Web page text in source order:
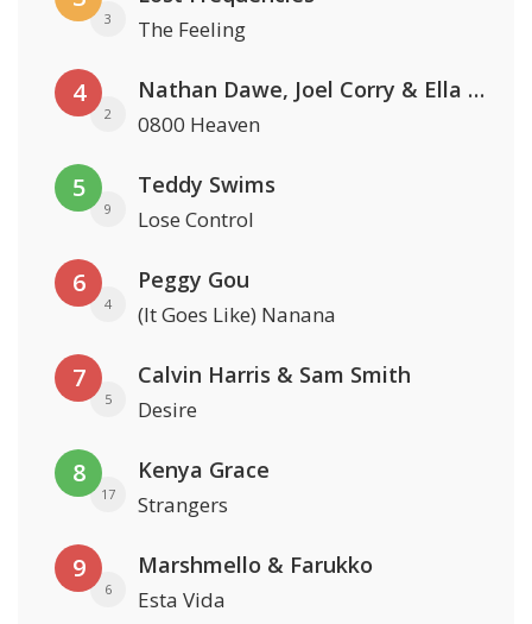
3 The Feeling
4
2
Nathan Dawe, Joel Corry & Ella Henderson
0800 Heaven
5
9
Teddy Swims
Lose Control
6
4
Peggy Gou
(It Goes Like) Nanana
7
5
Calvin Harris & Sam Smith
Desire
8
17
Kenya Grace
Strangers
9
6
Marshmello & Farukko
Esta Vida